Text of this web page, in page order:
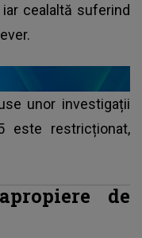
cealaltă suferind
unor investigații
este restricționat,
de